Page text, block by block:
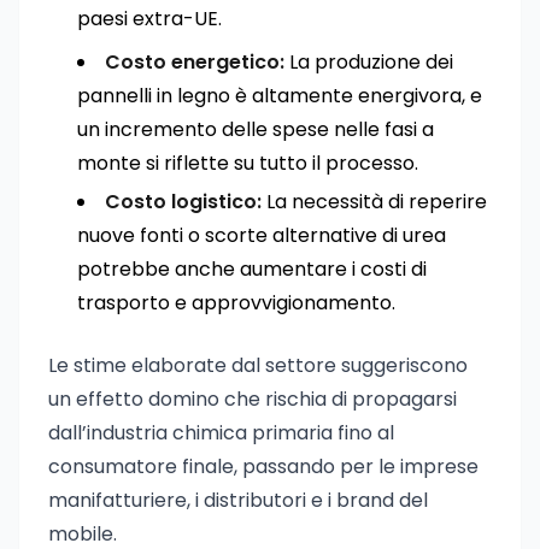
paesi extra-UE.
Costo energetico: La produzione dei
pannelli in legno è altamente energivora, e
un incremento delle spese nelle fasi a
monte si riflette su tutto il processo.
Costo logistico: La necessità di reperire
nuove fonti o scorte alternative di urea
potrebbe anche aumentare i costi di
trasporto e approvvigionamento.
Le stime elaborate dal settore suggeriscono
un effetto domino che rischia di propagarsi
dall’industria chimica primaria fino al
consumatore finale, passando per le imprese
manifatturiere, i distributori e i brand del
mobile.